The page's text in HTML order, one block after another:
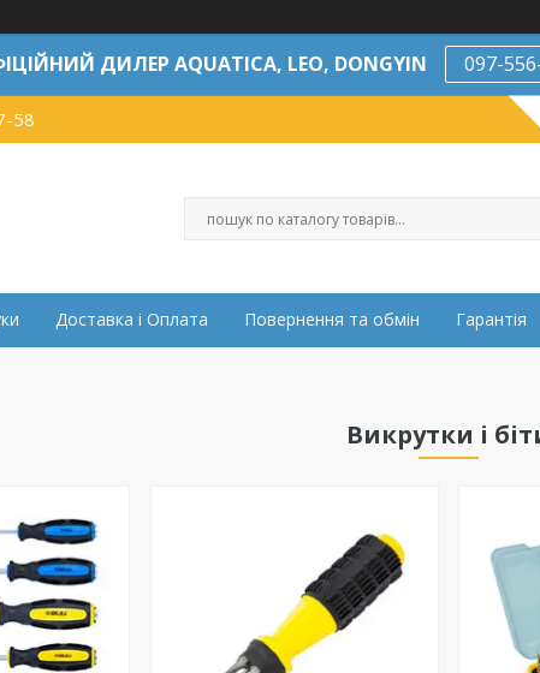
ДИЛЕР AQUATICA, LEO, DONGYIN 097-
58
Доставка і Оплата Повернення та обмін Гарантія
Викрутки і